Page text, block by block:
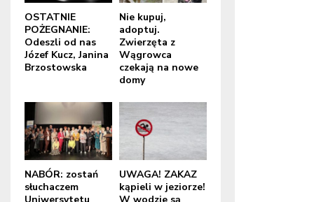
OSTATNIE
POŻEGNANIE:
Odeszli od nas
Józef Kucz, Janina
Brzostowska
Nie kupuj,
adoptuj.
Zwierzęta z
Wągrowca
czekają na nowe
domy
NABÓR: zostań
słuchaczem
UWAGA! ZAKAZ
kąpieli w jeziorze!